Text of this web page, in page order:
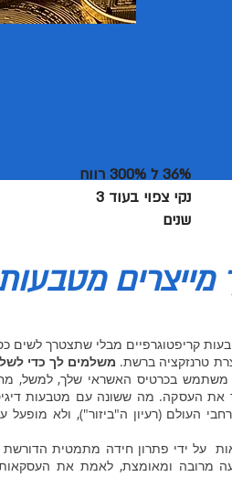
36% ל 300% רווח
נקי צפוי בעוד 3
שנים
מטבעות
קריפטוגרפיים מבלי שתצטרך לשים
טרנזקציה ברשת. משלמים לך כדי
בכרטיס האשראי שלך, למשל,
העסקה. מה ששונה עם מטבעות
העולם (רעיון ה"ביזור"), ולא מופעל
על ידי פתרון חידה מתמטית הדורשת
מרובה ומאומצת, לאמת את העסקאות